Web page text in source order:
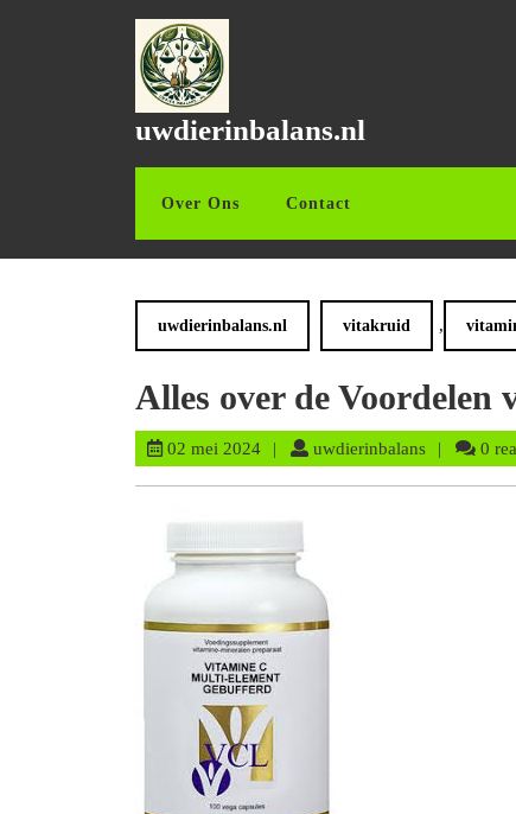
uwdierinbalans.nl
Over Ons Contact
uwdierinbalans.nl vitakruid ,
Alles over de Voordelen
02 mei 202402
uwdierinbalans 0